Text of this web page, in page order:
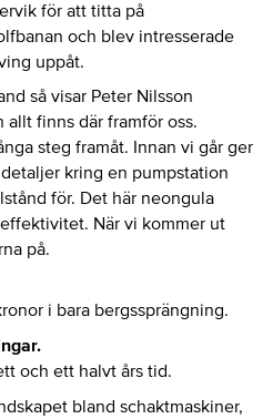
för att titta på
och blev intresserade
uppåt.
så visar Peter Nilsson
finns där framför oss.
steg framåt. Innan vi går ger
kring en pumpstation
för. Det här neongula
När vi kommer ut
på.
i bara bergssprängning.
och ett halvt års tid.
bland schaktmaskiner,